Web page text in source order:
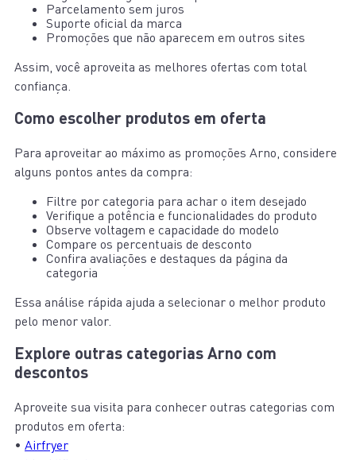
Parcelamento sem juros
Suporte oficial da marca
Promoções que não aparecem em outros sites
Assim, você aproveita as melhores ofertas com total
confiança.
Como escolher produtos em oferta
Para aproveitar ao máximo as promoções Arno, considere
alguns pontos antes da compra:
Filtre por categoria para achar o item desejado
Verifique a potência e funcionalidades do produto
Observe voltagem e capacidade do modelo
Compare os percentuais de desconto
Confira avaliações e destaques da página da
categoria
Essa análise rápida ajuda a selecionar o melhor produto
pelo menor valor.
Explore outras categorias Arno com
descontos
Aproveite sua visita para conhecer outras categorias com
produtos em oferta:
• Airfryer